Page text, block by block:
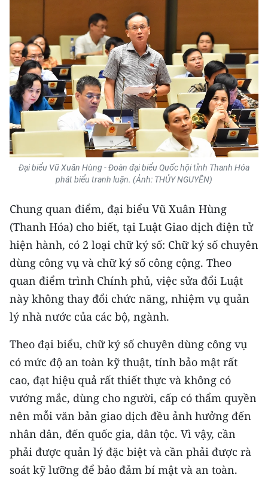
Đại biểu Vũ Xuân Hùng - Đoàn đại biểu Quốc hội tỉnh Thanh Hóa
phát biểu tranh luận. (Ảnh: THỦY NGUYÊN)
Chung quan điểm, đại biểu Vũ Xuân Hùng
(Thanh Hóa) cho biết, tại Luật Giao dịch điện tử
hiện hành, có 2 loại chữ ký số: Chữ ký số chuyên
dùng công vụ và chữ ký số công cộng. Theo
quan điểm trình Chính phủ, việc sửa đổi Luật
này không thay đổi chức năng, nhiệm vụ quản
lý nhà nước của các bộ, ngành.
Theo đại biểu, chữ ký số chuyên dùng công vụ
có mức độ an toàn kỹ thuật, tính bảo mật rất
cao, đạt hiệu quả rất thiết thực và không có
vướng mắc, dùng cho người, cấp có thẩm quyền
nên mỗi văn bản giao dịch đều ảnh hưởng đến
nhân dân, đến quốc gia, dân tộc. Vì vậy, cần
phải được quản lý đặc biệt và cần phải được rà
soát kỹ lưỡng để bảo đảm bí mật và an toàn.